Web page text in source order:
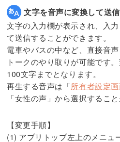
文字を音声に変換して送信
文字の入力欄が表示され、入
て送信することができます。
電車やバスの中など、直接音
トークのやり取りが可能です
100文字までとなります。
再生する音声は「所有者設定
「女性の声」から選択すること
【変更手順】
(1) アプリトップ左上のメニュ